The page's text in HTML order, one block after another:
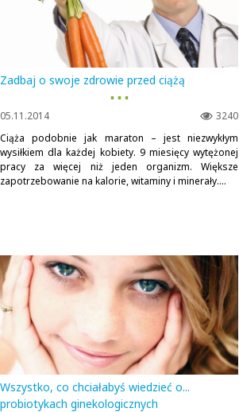
Zadbaj o swoje zdrowie przed ciążą
▪ ▪ ▪
3240
05.11.2014
Ciąża podobnie jak maraton – jest niezwykłym
wysiłkiem dla każdej kobiety. 9 miesięcy wytężonej
pracy za więcej niż jeden organizm. Większe
zapotrzebowanie na kalorie, witaminy i minerały....
Wszystko, co chciałabyś wiedzieć o...
probiotykach ginekologicznych